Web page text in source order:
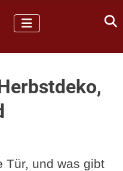
Tür, und was gibt